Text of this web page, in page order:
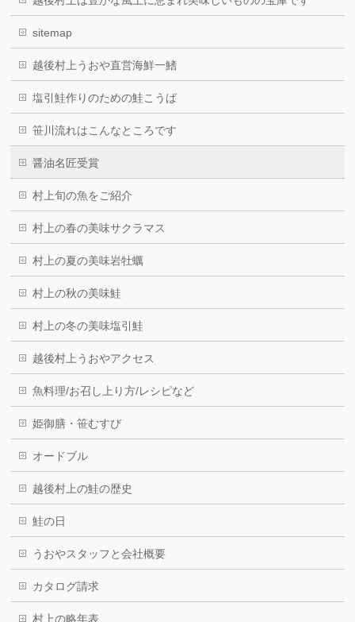
sitemap
越後村上うおや直営海鮮一鰭
塩引鮭作りのための鮭こうば
笹川流れはこんなところです
醤油名匠受賞
村上旬の魚をご紹介
村上の春の美味サクラマス
村上の夏の美味岩牡蠣
村上の秋の美味鮭
村上の冬の美味塩引鮭
越後村上うおやアクセス
魚料理/お召し上り方/レシピなど
姫御膳・笹むすび
オードブル
越後村上の鮭の歴史
鮭の日
うおやスタッフと会社概要
カタログ請求
村上の略年表